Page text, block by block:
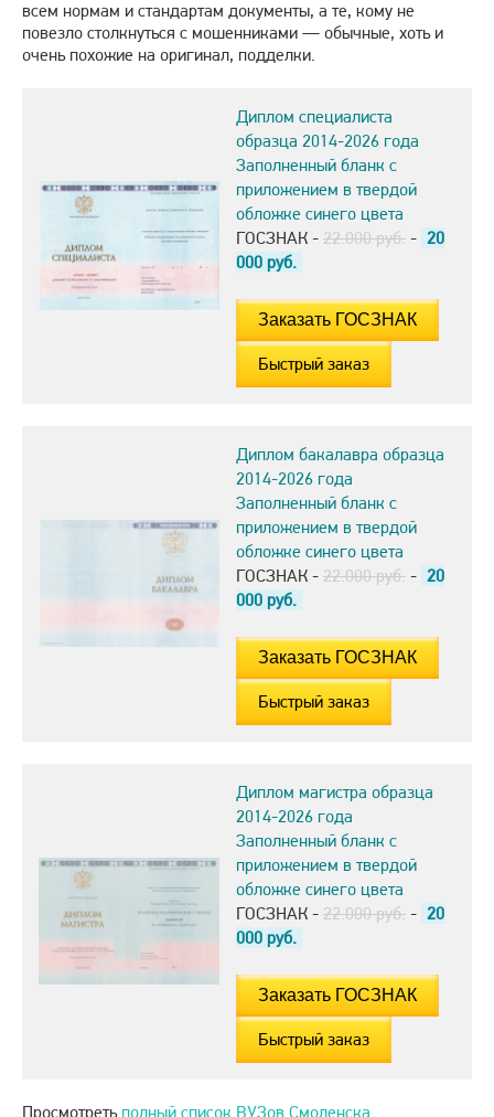
всем нормам и стандартам документы, а те, кому не
повезло столкнуться с мошенниками — обычные, хоть и
очень похожие на оригинал, подделки.
Диплом специалиста
образца 2014-2026 года
Заполненный бланк с
приложением в твердой
обложке синего цвета
ГОСЗНАК - 22.000 руб. - 20
000 руб.
Быстрый заказ
Диплом бакалавра образца
2014-2026 года
Заполненный бланк с
приложением в твердой
обложке синего цвета
ГОСЗНАК - 22.000 руб. - 20
000 руб.
Быстрый заказ
Диплом магистра образца
2014-2026 года
Заполненный бланк с
приложением в твердой
обложке синего цвета
ГОСЗНАК - 22.000 руб. - 20
000 руб.
Быстрый заказ
Просмотреть полный список ВУЗов Смоленска.